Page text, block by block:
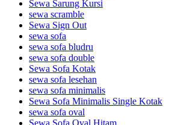
Sewa Sarung Kursi
sewa scramble
Sewa Sign Out
sewa sofa
sewa sofa bludru
sewa sofa double
Sewa Sofa Kotak
sewa sofa lesehan
sewa sofa minimalis
Sewa Sofa Minimalis Single Kotak
sewa sofa oval
Sewa Sofa Oval Hitam